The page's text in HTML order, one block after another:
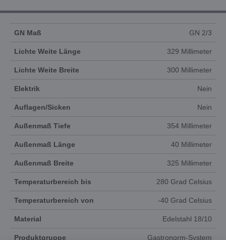
GN Maß GN 2/3
Lichte Weite Länge 329 Millimeter
Lichte Weite Breite 300 Millimeter
Elektrik Nein
Auflagen/Sicken Nein
Außenmaß Tiefe 354 Millimeter
Außenmaß Länge 40 Millimeter
Außenmaß Breite 325 Millimeter
Temperaturbereich bis 280 Grad Celsius
Temperaturbereich von -40 Grad Celsius
Material Edelstahl 18/10
Produktgruppe Gastronorm-System